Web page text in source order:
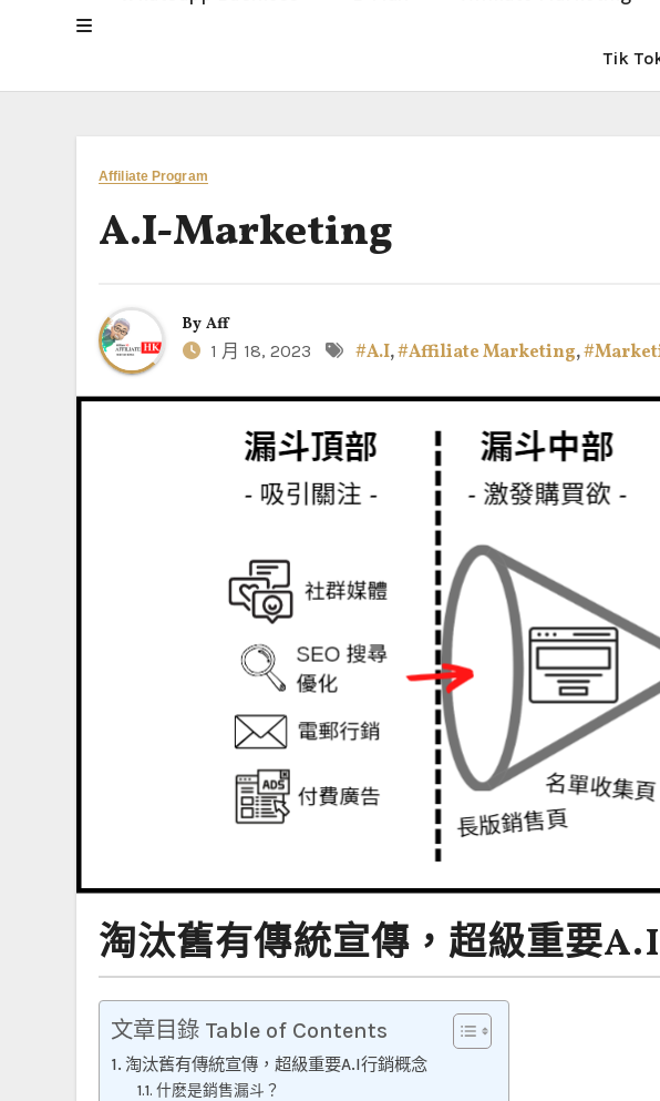
Tik
Affiliate Program
A.I-Marketing
By Aff
1 月 18, 2023
#A.I,#Affiliate Marketing,
淘汰舊有傳統宣傳，超級重要
文章目錄 Table of Contents
淘汰舊有傳統宣傳，超級重要A.I行銷概念
什麽是銷售漏斗？